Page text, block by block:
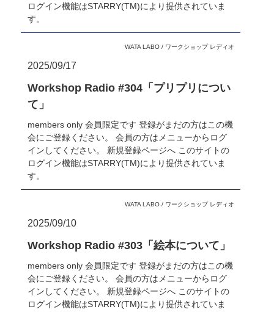
ログイン機能はSTARRY(TM)により提供されていま
す。
WATA LABO/ ワークショップ レディオ
2025/09/17
Workshop Radio #304「プリプリについ
て」
members only 会員限定です 登録がまだの方はこの機
会にご登録ください。 会員の方はメニューからログ
インしてください。 新規登録ページへ このサイトの
ログイン機能はSTARRY(TM)により提供されていま
す。
WATA LABO/ ワークショップ レディオ
2025/09/10
Workshop Radio #303「絵本について」
members only 会員限定です 登録がまだの方はこの機
会にご登録ください。 会員の方はメニューからログ
インしてください。 新規登録ページへ このサイトの
ログイン機能はSTARRY(TM)により提供されていま